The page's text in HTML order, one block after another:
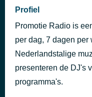
Profiel
Promotie Radio is
per dag, 7 dagen
Nederlandstalige
presenteren de DJ's
programma's.